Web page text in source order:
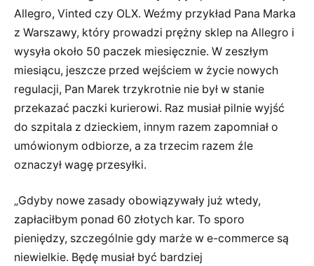
Allegro, Vinted czy OLX. Weźmy przykład Pana Marka
z Warszawy, który prowadzi prężny sklep na Allegro i
wysyła około 50 paczek miesięcznie. W zeszłym
miesiącu, jeszcze przed wejściem w życie nowych
regulacji, Pan Marek trzykrotnie nie był w stanie
przekazać paczki kurierowi. Raz musiał pilnie wyjść
do szpitala z dzieckiem, innym razem zapomniał o
umówionym odbiorze, a za trzecim razem źle
oznaczył wagę przesyłki.
„Gdyby nowe zasady obowiązywały już wtedy,
zapłaciłbym ponad 60 złotych kar. To sporo
pieniędzy, szczególnie gdy marże w e-commerce są
niewielkie. Będę musiał być bardziej